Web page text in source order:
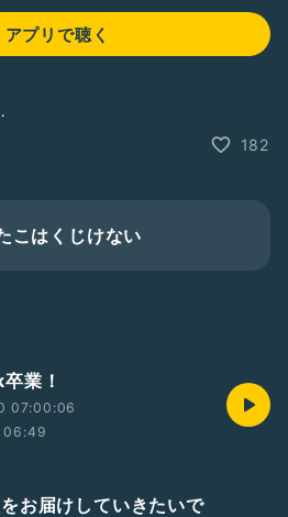
アプリで聴く
182
こはくじけない
業！
07:00:06
06:49
お届けしていきたいで